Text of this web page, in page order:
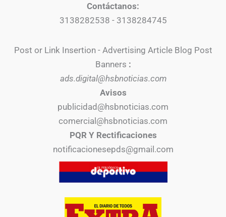
Contáctanos:
3138282538 - 3138284745
Post or Link Insertion - Advertising Article Blog Post
Banners :
ads.digital@hsbnoticias.com
Avisos
publicidad@hsbnoticias.com
comercial@hsbnoticias.com
PQR Y Rectificaciones
notificacionesepds@gmail.com